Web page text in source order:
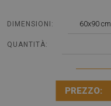
DIMENSIONI: 60x90 cm
QUANTITÀ:
PREZZO: